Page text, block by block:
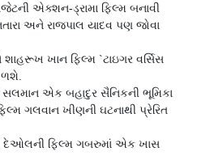
એક્શન-ડ્રામા ફિલ્મ બનાવી
અને રાજપાલ યાદવ પણ જોવા
ખાન ફિલ્મ `ટાઇગર વર્સિસ
સલમાન એક બહાદુર સૈનિકની ભૂમિકા
ગલવાન ખીણની ઘટનાથી પ્રેરિત
દેઓલની ફિલ્મ ગબરુમાં એક ખાસ